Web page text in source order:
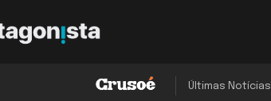
Últimas Notícias